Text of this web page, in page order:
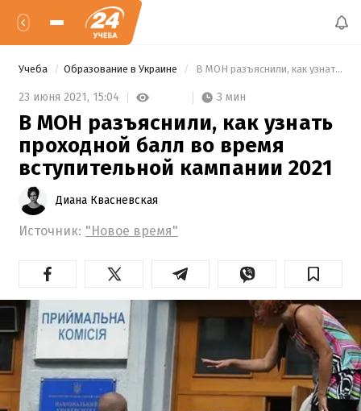
Учеба Образование в Украине В МОН разъяснили, как узнать проходной балл во время вступительной кампании 2021
23 июня 2021, 15:04 3 мин
В МОН разъяснили, как узнать
проходной балл во время
вступительной кампании 2021
Диана Квасневская
Источник: "Новое время"